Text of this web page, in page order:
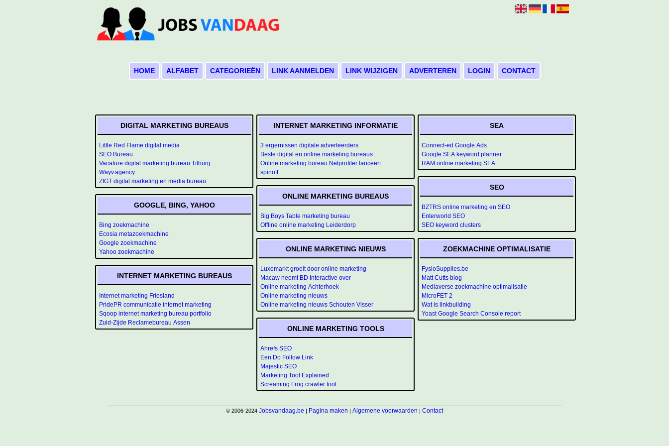
HOME ALFABET CATEGORIEËN LINK AANMELDEN LINK WIJZIGEN ADVERTEREN LOGIN CONTACT
DIGITAL MARKETING BUREAUS
Little Red Flame digital media
SEO Bureau
Vacature digital marketing bureau Tilburg
Wayv.agency
ZIGT digital marketing en media bureau
GOOGLE, BING, YAHOO
Bing zoekmachine
Ecosia metazoekmachine
Google zoekmachine
Yahoo zoekmachine
INTERNET MARKETING BUREAUS
Internet marketing Friesland
PridePR communicatie internet marketing
Sqoop internet marketing bureau portfolio
Zuid-Zijde Reclamebureau Assen
INTERNET MARKETING INFORMATIE
3 ergernissen digitale adverteerders
Beste digital en online marketing bureaus
Online marketing bureau Netprofiler lanceert
spinoff
ONLINE MARKETING BUREAUS
Big Boys Table marketing bureau
Offline online marketing Leiderdorp
ONLINE MARKETING NIEUWS
Luxemarkt groeit door online marketing
Macaw neemt BD Interactive over
Online marketing Achterhoek
Online marketing nieuws
Online marketing nieuws Schouten Visser
ONLINE MARKETING TOOLS
Ahrefs SEO
Een Do Follow Link
Majestic SEO
Marketing Tool Explained
Screaming Frog crawler tool
SEA
Connect-ed Google Ads
Google SEA keyword planner
RAM online marketing SEA
SEO
BZTRS online marketing en SEO
Enterworld SEO
SEO keyword clusters
ZOEKMACHINE OPTIMALISATIE
FysioSupplies.be
Matt Cutts blog
Mediaverse zoekmachine optimalisatie
MicroFET 2
Wat is linkbuilding
Yoast Google Search Console report
© 2006-2024 Jobsvandaag.be | Pagina maken | Algemene voorwaarden | Contact